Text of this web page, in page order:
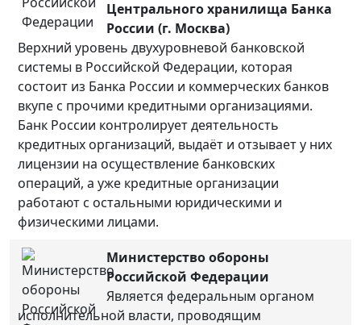
Центрального хранилища Банка
России (г. Москва)
Верхний уровень двухуровневой банковской
системы в Российской Федерации, которая
состоит из Банка России и коммерческих банков
вкупе с прочими кредитными организациями.
Банк России контролирует деятельность
кредитных организаций, выдаёт и отзывает у них
лицензии на осуществление банковских
операций, а уже кредитные организации
работают с остальными юридическими и
физическими лицами.
Министерство обороны
Российской Федерации
Является федеральным органом
исполнительной власти, проводящим